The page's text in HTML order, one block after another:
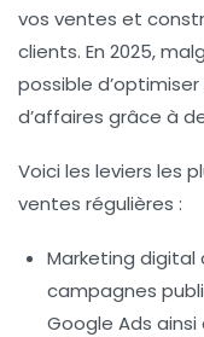
vos ventes et
clients. En 2025,
possible
d’affaires grâce à
Voici les leviers les
ventes régulières :
Marketing digital
campagnes
Google Ads ainsi